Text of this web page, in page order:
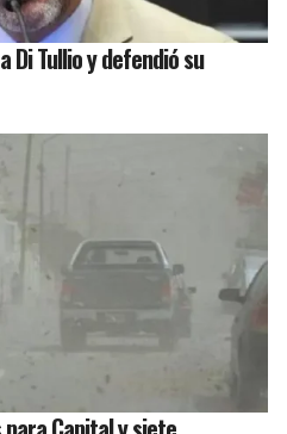
Di Tullio y defendió su